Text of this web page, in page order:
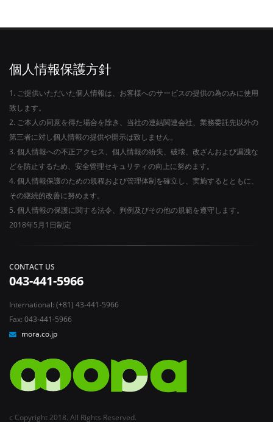
個人情報保護方針
1. ご提供いただいた個人情報は、お客様へのサービスの提供の為のみに使用
致します。
2. ご本人の同意を得た場合を除き、当社の連結関連会社、業務委託先以外の
第三者に対し個人情報の提供や開示は致しません。
3. 個人情報への不正アクセス、個人情報の紛失、破壊、改ざんおよび漏洩な
どを防止するため、安全管理セキュリティの向上に努めます。
4. 個人情報保護のための規程および管理体制を確立し、実施するとともに、
その継続的改善に努めます。
5. 個人情報の保護に関する法令、判例及びその他の規範を遵守します。
2018年5月1日制定
CONTACT US
043-441-5966
International: (+81) 43-441-5966
Fax: 043-441-5966
mora.co.jp
c Copyright 2018. All Rights Reserved.